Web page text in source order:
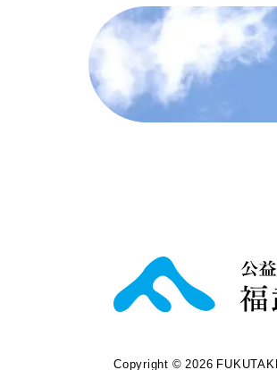
Copyright © 2026